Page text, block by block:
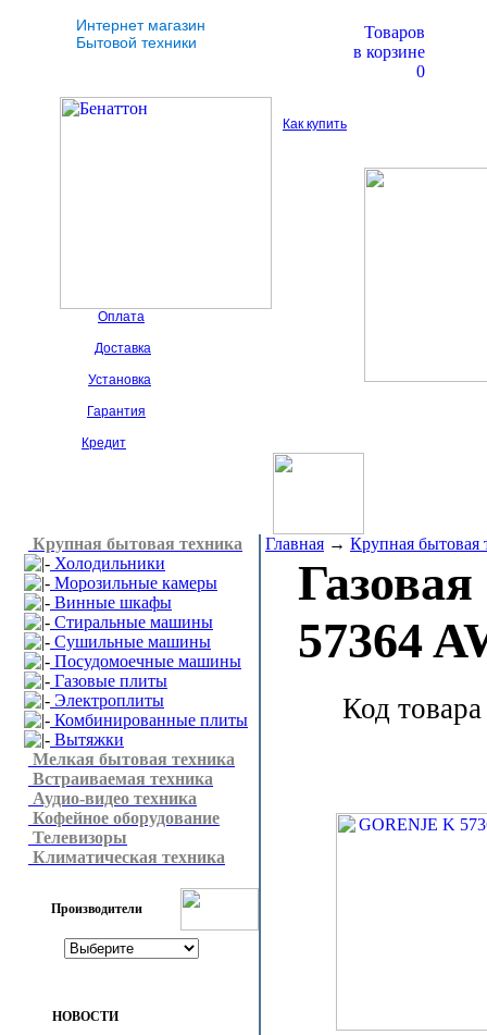
Интернет магазин
Бытовой техники
Товаров
в корзине
0
Как купить
Оплата
Доставка
Установка
Гарантия
Кредит
Крупная бытовая техника
Холодильники
Морозильные камеры
Винные шкафы
Стиральные машины
Сушильные машины
Посудомоечные машины
Газовые плиты
Электроплиты
Комбинированные плиты
Вытяжки
Мелкая бытовая техника
Встраиваемая техника
Аудио-видео техника
Кофейное оборудование
Телевизоры
Климатическая техника
Производители
НОВОСТИ
Главная → Крупная бытовая
57364
Код